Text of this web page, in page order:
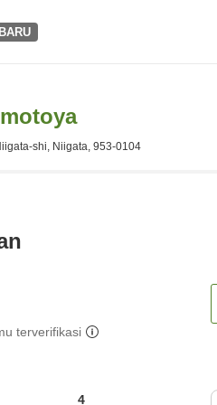
BARU
shi, Niigata, 953-0104
terverifikasi
4